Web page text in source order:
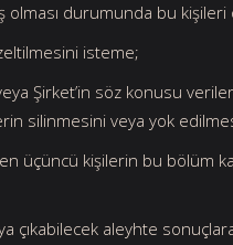
olması durumunda bu
isteme;
Şirket’in söz konusu
silinmesini veya yok
üçüncü kişilerin bu bölüm
çıkabilecek aleyhte